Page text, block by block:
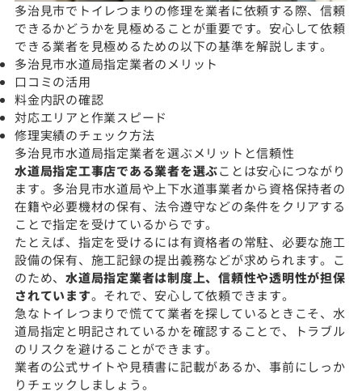
多治見市でトイレつまりの修理を業者に依頼する際、信頼
できるかどうかを見極めることが重要です。安心して依頼
できる業者を見極めるための以下の基準を解説します。
多治見市水道局指定業者のメリット
口コミの活用
料金内訳の確認
対応エリアと作業スピード
修理実績のチェック方法
多治見市水道局指定業者を選ぶメリットと信頼性
水道局指定工事店である業者を選ぶことは安心につながり
ます。多治見市水道局や上下水道事業者から資格保持者の
在籍や必要機材の保有、法令遵守などの条件をクリアする
ことで指定を受けているからです。
たとえば、指定を受けるには有資格者の常駐、必要な施工
設備の保有、施工記録の提出義務などが求められます。こ
のため、 水道局指定業者は制度上、信頼性や透明性が担保
されています。それで、安心して依頼できます。
急なトイレつまりで慌てて業者を探しているときこそ、水
道局指定と明記されているかを確認することで、トラブル
のリスクを避けることができます。
業者の公式サイトや見積書に記載があるか、事前にしっか
りチェックしましょう。